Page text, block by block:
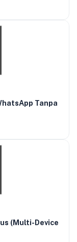
Tanpa
(Multi-Device